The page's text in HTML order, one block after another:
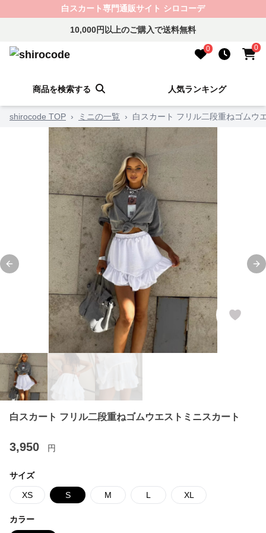
白スカート専門通販サイト シロコーデ
10,000円以上のご購入で送料無料
0 0
商品を検索する 人気ランキング
shirocode TOP › ミニの一覧 › 白スカート フリル二段重ねゴムウ
Previous slide
白スカート フリル二段重ねゴムウエストミニスカート
3,950 円
サイズ
XS S M L XL
カラー